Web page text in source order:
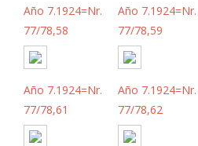
Año 7.1924=Nr.
77/78,58
Año 7.1924=Nr.
77/78,59
Año 7.1924=Nr.
77/78,61
Año 7.1924=Nr.
77/78,62